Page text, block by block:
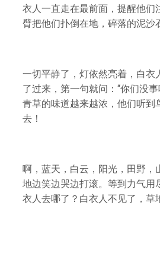
衣人一直走在最前面，提醒他们
臂把他们扑倒在地，碎落的泥沙
一切平静了，灯依然亮着，白
了过来，第一句就问：“你们没
青草的味道越来越浓，他们听
去！
啊，蓝天，白云，阳光，田野
地边笑边哭边打滚。等到力气用
衣人去哪了？白衣人不见了，草